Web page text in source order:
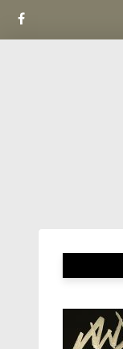
Facebook